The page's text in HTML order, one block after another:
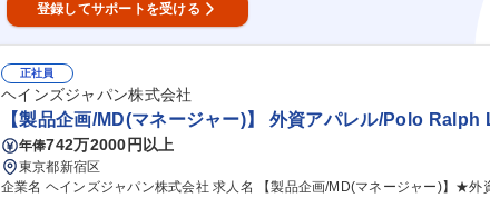
登録してサポートを受ける
正社員
ヘインズジャパン株式会社
【製品企画/MD(マネージャー)】 外資アパレル/Polo
年俸742万2000円以上
東京都新宿区
企業名 ヘインズジャパン株式会社 求人名 【製品企画/MD(マネージャー)】★外資アパレル/Polo Ralph Lauren/英